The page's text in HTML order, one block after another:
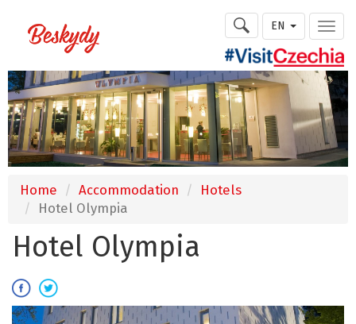
EN
Home Accommodation
Hotels
Hotel Olympia
Hotel Olympia